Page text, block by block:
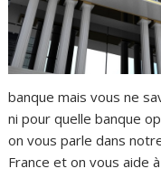
banque mais vous ne
ni pour quelle banque
on vous parle dans
France et on vous aide